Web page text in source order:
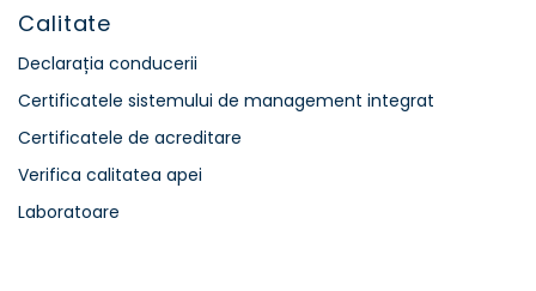
Calitate
Declarația conducerii
Certificatele sistemului de management integrat
Certificatele de acreditare
Verifica calitatea apei
Laboratoare